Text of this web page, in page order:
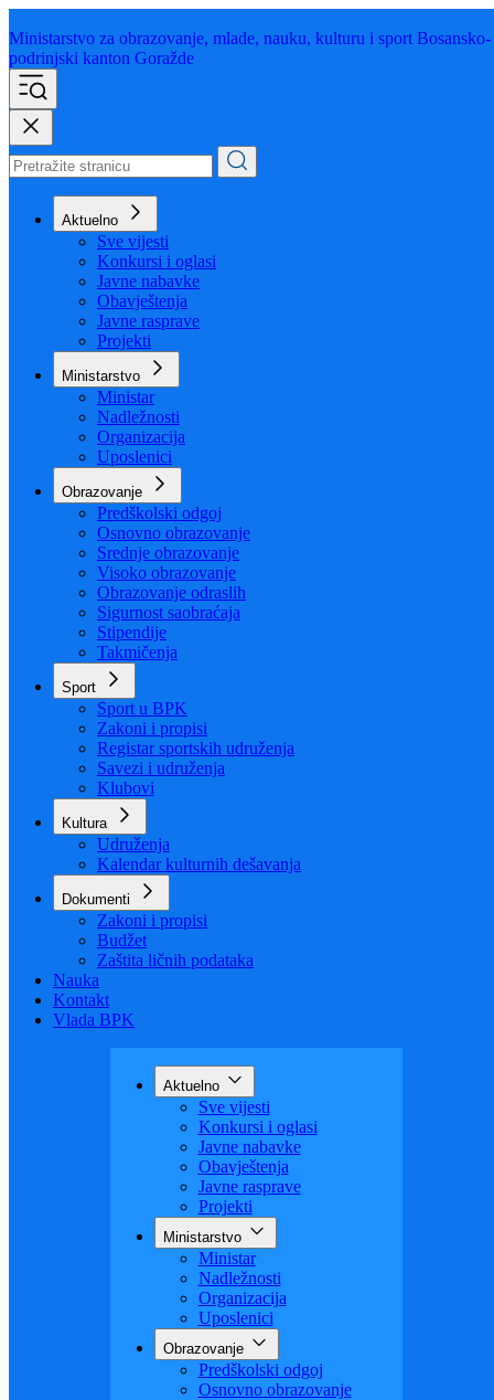
Ministarstvo za obrazovanje,
podrinjski kanton Goražde
Aktuelno
Sve vijesti
Konkursi i oglasi
Javne nabavke
Obavještenja
Javne rasprave
Projekti
Ministarstvo
Ministar
Nadležnosti
Organizacija
Uposlenici
Obrazovanje
Predškolski odgoj
Osnovno obrazovanje
Srednje obrazovanje
Visoko obrazovanje
Obrazovanje odraslih
Sigurnost saobraćaja
Stipendije
Takmičenja
Sport
Sport u BPK
Zakoni i propisi
Registar sportskih udruženja
Savezi i udruženja
Klubovi
Udruženja
Kalendar kulturnih dešavanja
Dokumenti
Zakoni i propisi
Budžet
Zaštita ličnih podataka
Aktuelno
Sve vijesti
Konkursi i oglasi
Javne nabavke
Obavještenja
Javne rasprave
Projekti
Ministarstvo
Ministar
Nadležnosti
Organizacija
Uposlenici